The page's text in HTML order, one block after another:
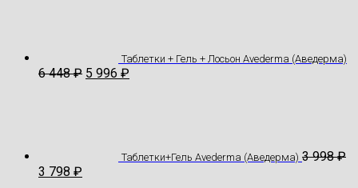
Таблетки + Гель + Лосьон Avederma (Аведерма)
6 448₽ 5 996 ₽
Таблетки+Гель Avederma (Аведерма) 3 998₽
3 798 ₽